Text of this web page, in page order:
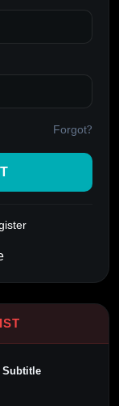
Forgot?